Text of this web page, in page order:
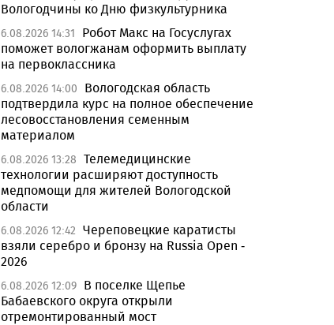
Вологодчины ко Дню физкультурника
6.08.2026 14:31
Робот Макс на Госуслугах
поможет вологжанам оформить выплату
на первоклассника
6.08.2026 14:00
Вологодская область
подтвердила курс на полное обеспечение
лесовосстановления семенным
материалом
6.08.2026 13:28 Телемедицинские
технологии расширяют доступность
медпомощи для жителей Вологодской
области
6.08.2026 12:42 Череповецкие каратисты
взяли серебро и бронзу на Russia Open -
2026
6.08.2026 12:09 В поселке Щепье
Бабаевского округа открыли
отремонтированный мост